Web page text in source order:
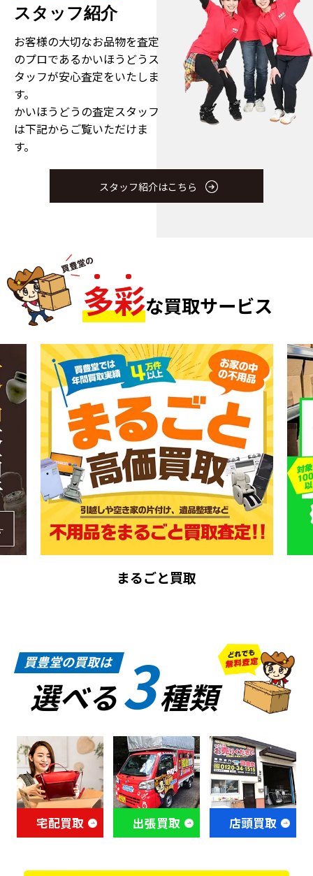
スタッフ紹介
お客様の大切なお品物を査定
のプロであるかいほうどうス
タッフが安心査定をいたしま
す。
かいほうどうの査定スタッフ
は下記からご覧いただけま
す。
スタッフ紹介はこちら
多彩な買取サービス
まるごと買取
買豊堂の買取は
選べる3種類
宅配買取 出張買取 店頭買取